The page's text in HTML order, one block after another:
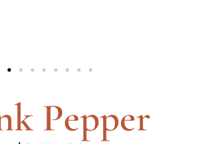
Pepper